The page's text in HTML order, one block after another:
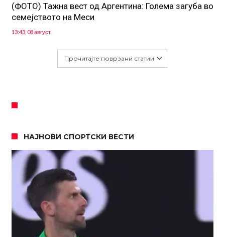
(ФОТО) Тажна вест од Аргентина: Голема загуба во
семејството на Меси
13:43, 08 август
Прочитајте поврзани статии
НАЈНОВИ СПОРТСКИ ВЕСТИ